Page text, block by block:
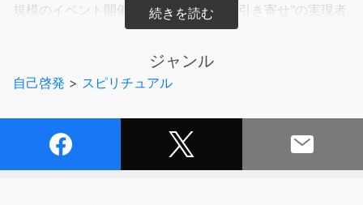
規模のイベント開催と、まさに自らが“引き寄せ"の実現者
引き寄せの法則を超える『磁石の法則』とは！？
宇宙の始まりはビッグバンではなく、ビッグシャター！？
神様の夢である「あなた」という存在！？
ジャンル
自己啓発 > スピリチュアル